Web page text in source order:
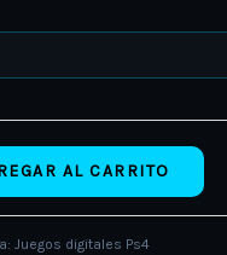
AL CARRITO
Juegos digitales Ps4